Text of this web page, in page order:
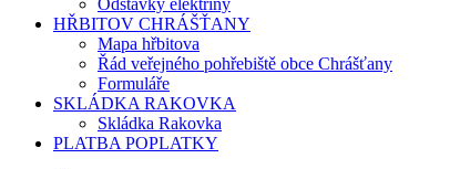
HŘBITOV CHRÁŠŤANY
Mapa hřbitova
Řád veřejného pohřebiště obce Chrášťany
Formuláře
SKLÁDKA RAKOVKA
Skládka Rakovka
PLATBA POPLATKY